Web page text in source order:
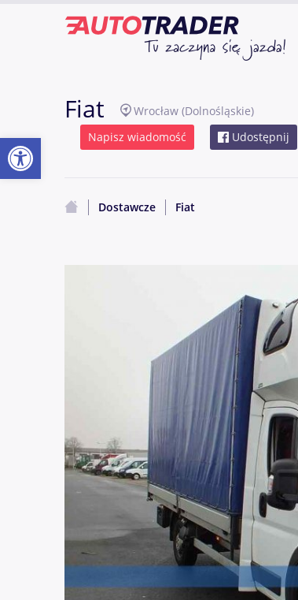
Fiat Wrocław (Dolnośląskie)
Napisz wiadomość
Udostępnij
Dostawcze Fiat
Otwórz pasek narzędzi